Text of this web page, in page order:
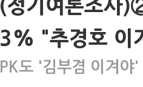
(정기여론조사
3% "추경호 이
PK도 '김부겸 이겨